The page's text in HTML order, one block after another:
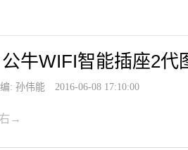
牛WIFI智能插座2代
: 孙伟能 2016-06-08 17:10:00
→